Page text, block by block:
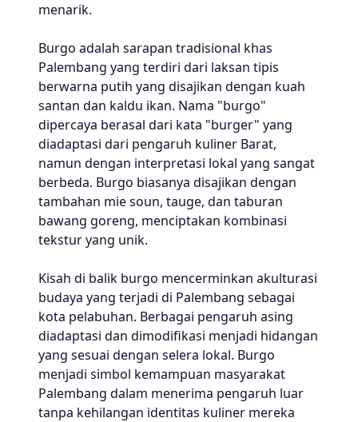
menarik.
Burgo adalah sarapan tradisional khas
Palembang yang terdiri dari laksan tipis
berwarna putih yang disajikan dengan kuah
santan dan kaldu ikan. Nama "burgo"
dipercaya berasal dari kata "burger" yang
diadaptasi dari pengaruh kuliner Barat,
namun dengan interpretasi lokal yang sangat
berbeda. Burgo biasanya disajikan dengan
tambahan mie soun, tauge, dan taburan
bawang goreng, menciptakan kombinasi
tekstur yang unik.
Kisah di balik burgo mencerminkan akulturasi
budaya yang terjadi di Palembang sebagai
kota pelabuhan. Berbagai pengaruh asing
diadaptasi dan dimodifikasi menjadi hidangan
yang sesuai dengan selera lokal. Burgo
menjadi simbol kemampuan masyarakat
Palembang dalam menerima pengaruh luar
tanpa kehilangan identitas kuliner mereka